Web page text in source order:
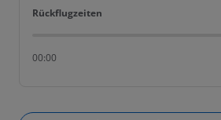
Rückflugzeiten
Rückflugzeiten
00:00